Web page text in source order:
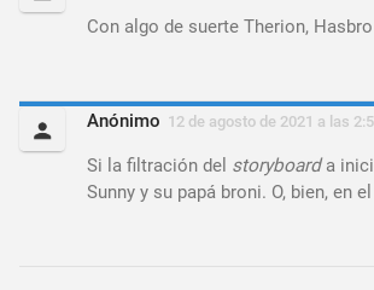
Con algo de suerte Therion,
Anónimo 12 de agosto de 2021 a las
Si la filtración del storyboarda
Sunny y su papá broni. O, bien, en